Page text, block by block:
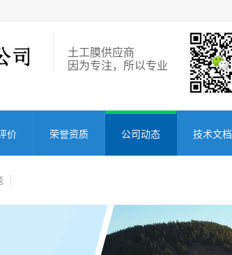
土工膜供应商
因为专注，所以专业
价 荣誉资质 公司动态 技术文档